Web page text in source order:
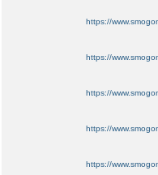
https://
https://
https://
https://
https://